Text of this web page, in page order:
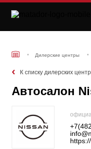
Дилерские центры
К списку дилерских
Автосалон